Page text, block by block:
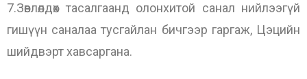
7.Зөвлөлдөх тасалгаанд олонхитой санал нийлээгүй
гишүүн саналаа тусгайлан бичгээр гаргаж, Цэцийн
шийдвэрт хавсаргана.